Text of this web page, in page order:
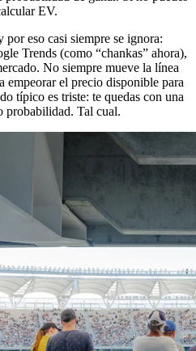
EV.
eso casi siempre se ignora:
Trends (como “chankas” ahora),
No siempre mueve la línea
empeorar el precio disponible para
típico es triste: te quedas con una
probabilidad. Tal cual.